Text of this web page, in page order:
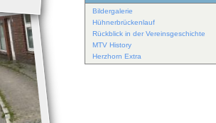
Bildergalerie
Hühnerbrückenlauf
Rückblick in der Vereinsgeschichte
MTV History
Herzhorn Extra